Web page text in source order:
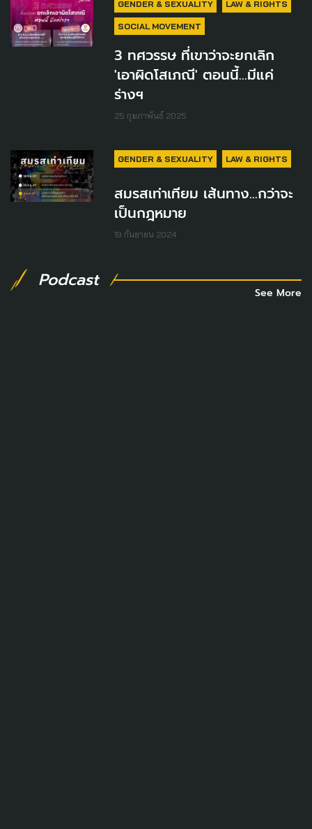
GENDER & SEXUALITY LAW & RIGHTS
SOCIAL MOVEMENT
3 ทศวรรษ ที่เขาว่าจะยกเลิก
'เอาผิดโสเภณี' ตอนนี้...มีแค่
ร่างฯ
25 กุมภาพันธ์ 2025
GENDER & SEXUALITY LAW & RIGHTS
สมรสเท่าเทียม เส้นทาง...กว่าจะ
เป็นกฎหมาย
19 กันยายน 2024
Podcast
See More